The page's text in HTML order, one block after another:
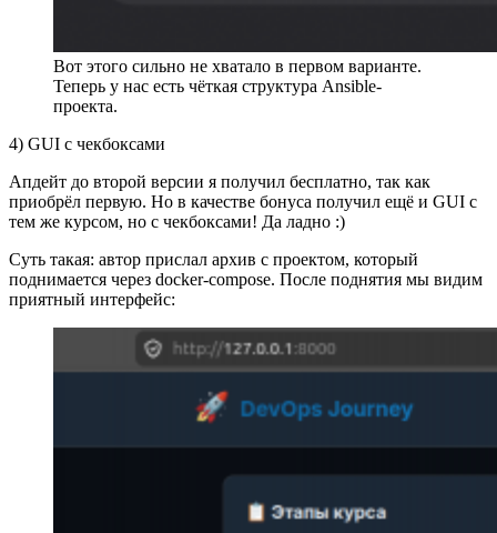
Вот этого сильно не хватало в первом варианте.
Теперь у нас есть чёткая структура Ansible-
проекта.
4) GUI с чекбоксами
Апдейт до второй версии я получил бесплатно, так как
приобрёл первую. Но в качестве бонуса получил ещё и GUI с
тем же курсом, но с чекбоксами! Да ладно :)
Суть такая: автор прислал архив с проектом, который
поднимается через docker-compose. После поднятия мы видим
приятный интерфейс: